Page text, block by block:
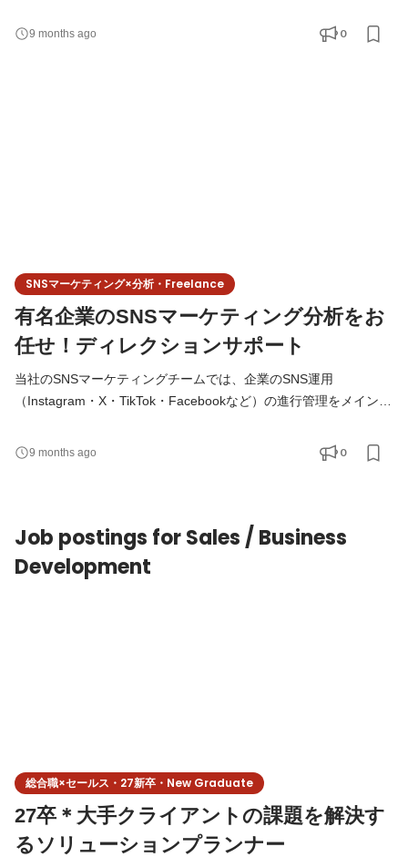
TikTok・LINEなど）における、戦略設計～企画立案～コンテンツ
制作・進行管理～効果検証を、ディレクターと二人三脚でご担当
9 months ago 0
SNSマーケティング×分析・Freelance
有名企業のSNSマーケティング分析をお
任せ！ディレクションサポート
当社のSNSマーケティングチームでは、企業のSNS運用
（Instagram・X・TikTok・Facebookなど）の進行管理をメインに
の進行、効果検証まで、ディレクターと共にクライアントの課題
解決に向けて取り組んでいくお仕事です。企業のSNS運用を一貫
・SNS投稿に関する
9 months ago 0
Job postings for Sales / Business
Development
総合職×セールス・27新卒・New Graduate
27卒＊大手クライアントの課題を解決す
るソリューションプランナー